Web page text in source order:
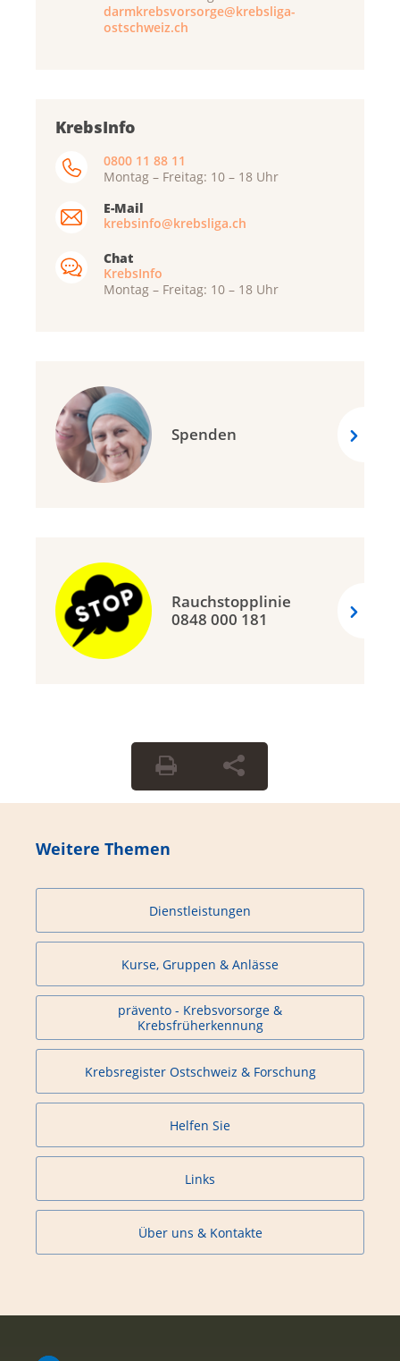
darmkrebsvorsorge@krebsliga-
ostschweiz.ch
KrebsInfo
0800 11 88 11
Montag – Freitag: 10 – 18 Uhr
E-Mail
krebsinfo@krebsliga.ch
Chat
KrebsInfo
Montag – Freitag: 10 – 18 Uhr
Spenden
Rauchstopplinie
0848 000 181
Weitere Themen
Dienstleistungen
Kurse, Gruppen & Anlässe
prävento - Krebsvorsorge &
Krebsfrüherkennung
Krebsregister Ostschweiz & Forschung
Helfen Sie
Links
Über uns & Kontakte